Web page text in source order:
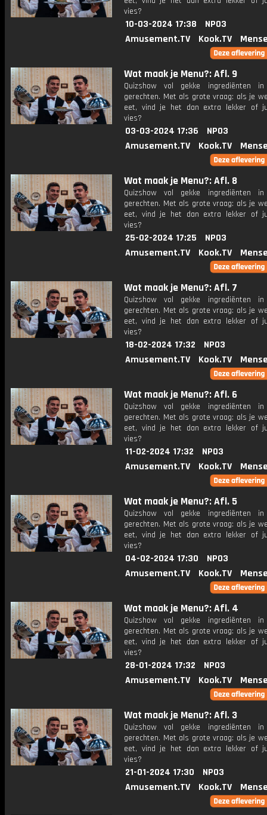
vies?
10-03-2024 17:38
NPO3
Amusement.TV
Kook.TV
Wat maak je Menu?: Afl. 9
Quizshow vol gekke ingrediënten in
gerechten. Met als grote vraag: als je
eet, vind je het dan extra lekker of
vies?
03-03-2024 17:36
NPO3
Amusement.TV
Kook.TV
Wat maak je Menu?: Afl. 8
Quizshow vol gekke ingrediënten in
gerechten. Met als grote vraag: als je
eet, vind je het dan extra lekker of
vies?
25-02-2024 17:25
NPO3
Amusement.TV
Kook.TV
Wat maak je Menu?: Afl. 7
Quizshow vol gekke ingrediënten in
gerechten. Met als grote vraag: als je
eet, vind je het dan extra lekker of
vies?
18-02-2024 17:32
NPO3
Amusement.TV
Kook.TV
Wat maak je Menu?: Afl. 6
Quizshow vol gekke ingrediënten in
gerechten. Met als grote vraag: als je
eet, vind je het dan extra lekker of
vies?
11-02-2024 17:32
NPO3
Amusement.TV
Kook.TV
Wat maak je Menu?: Afl. 5
Quizshow vol gekke ingrediënten in
gerechten. Met als grote vraag: als je
eet, vind je het dan extra lekker of
vies?
04-02-2024 17:30
NPO3
Amusement.TV
Kook.TV
Wat maak je Menu?: Afl. 4
Quizshow vol gekke ingrediënten in
gerechten. Met als grote vraag: als je
eet, vind je het dan extra lekker of
vies?
28-01-2024 17:32
NPO3
Amusement.TV
Kook.TV
Wat maak je Menu?: Afl. 3
Quizshow vol gekke ingrediënten in
gerechten. Met als grote vraag: als je
eet, vind je het dan extra lekker of
vies?
21-01-2024 17:30
NPO3
Amusement.TV
Kook.TV